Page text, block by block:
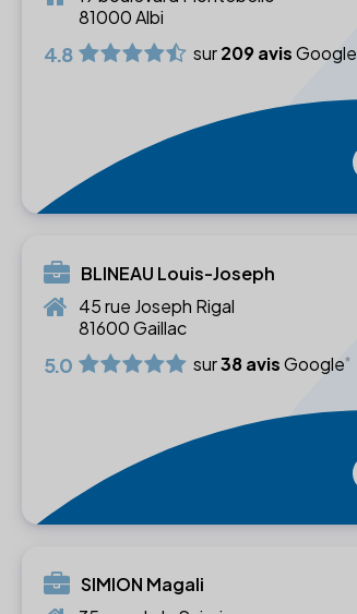
81000 Albi
4.8 sur209 avisGoogle
BLINEAU Louis-Joseph
45 rue Joseph Rigal
81600 Gaillac
5.0 sur38 avisGoogle
SIMION Magali